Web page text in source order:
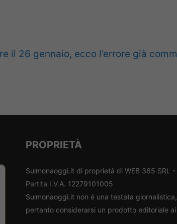
il 26 gennaio, ecco l’errore già
PROPRIETÀ
Sulmonaoggi.it di proprietà di WEB 365 SRL
Partita I.V.A. 12279101005
Sulmonaoggi.it non è una testata
pertanto considerarsi un prodotto editoriale